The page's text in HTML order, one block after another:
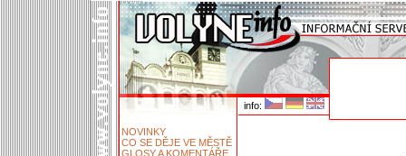
info:
NOVINKY
CO SE DĚJE VE MĚSTĚ
GLOSY A KOMENTÁŘE